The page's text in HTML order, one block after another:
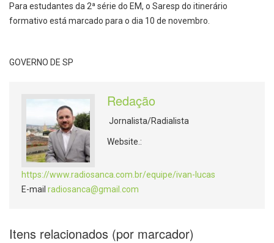
Para estudantes da 2ª série do EM, o Saresp do itinerário
formativo está marcado para o dia 10 de novembro.
GOVERNO DE SP
Redação
Jornalista/Radialista
Website.:
https://www.radiosanca.com.br/equipe/ivan-lucas
E-mail radiosanca@gmail.com
Itens relacionados (por marcador)